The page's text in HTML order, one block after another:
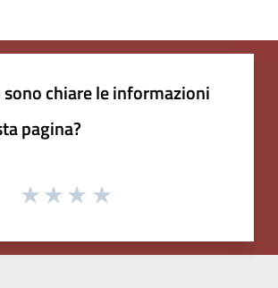
sono chiare le informazioni
pagina?